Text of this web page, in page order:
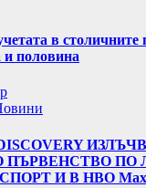
в
и половина
ПЪРВЕНСТВО ПО
И В НВО Мах